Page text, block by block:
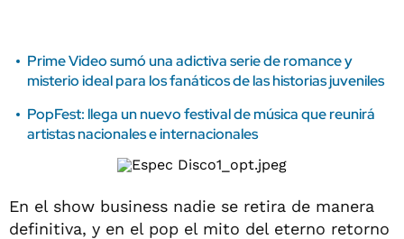
Prime Video sumó una adictiva serie de romance y
misterio ideal para los fanáticos de las historias juveniles
PopFest: llega un nuevo festival de música que reunirá
artistas nacionales e internacionales
En el show business nadie se retira de manera
definitiva, y en el pop el mito del eterno retorno